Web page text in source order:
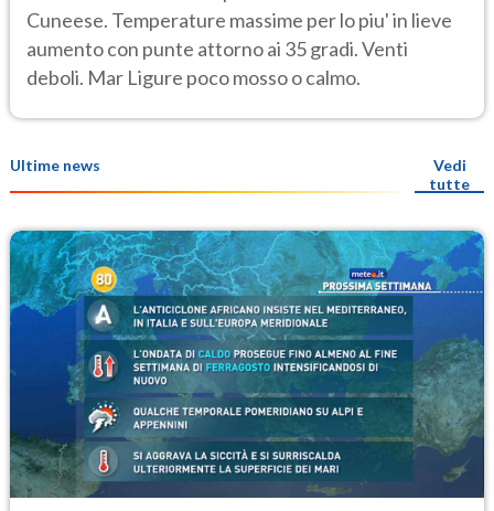
Cuneese. Temperature massime per lo piu' in lieve
aumento con punte attorno ai 35 gradi. Venti
deboli. Mar Ligure poco mosso o calmo.
Ultime news
Vedi
tutte